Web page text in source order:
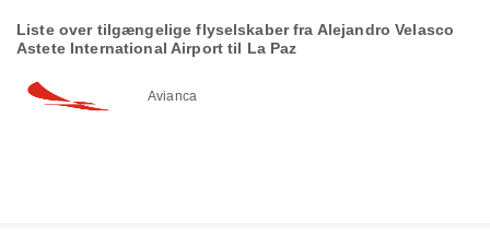
Liste over tilgængelige flyselskaber fra Alejandro Velasco
Astete International Airport til La Paz
Avianca